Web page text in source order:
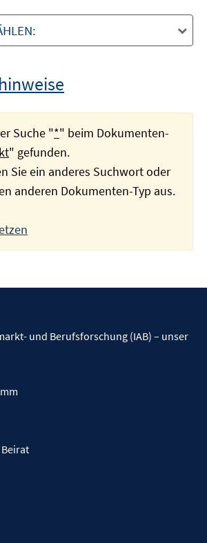
Suche "*" beim Dokumenten-
" gefunden.
Sie ein anderes Suchwort oder
anderen Dokumenten-Typ aus.
und Berufsforschung (IAB) – unser